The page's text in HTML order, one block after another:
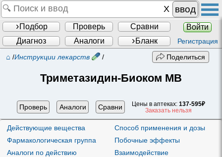
ввод
Подбор Проверь Сравни
Войти
Диагноз
Аналоги Бланк Регистрация
⌂ /Инструкции лекарств / Поделиться
Триметазидин-Биоком МВ
Проверь Аналоги Сравни Цены в аптеках: 137-595₽
Заказать нельзя
Действующие вещества
Фармакологическая группа
Аналоги по действию
Способ применения и дозы
Побочные эффекты
Взаимодействие